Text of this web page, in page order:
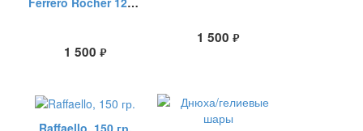
1 500 руб.
1 500 руб.